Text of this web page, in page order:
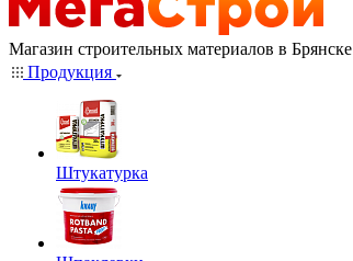
Магазин строительных материалов в Брянске
Продукция
Штукатурка